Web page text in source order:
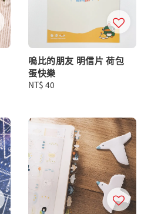
嗚比的朋友 明信片 荷包
蛋快樂
Regular
NT$ 40